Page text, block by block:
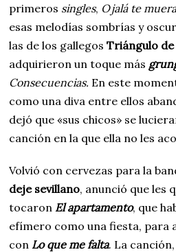
primeros singles, Ojalá te
esas melodías sombrías y
las de los gallegosTriángulo
adquirieron un toque más
Consecuencias. En este
como una diva entre ellos
dejó que «sus chicos» se
canción en la que ella no les
Volvió con cervezas para la
deje sevillano, anunció que les
tocaron El apartamento, que
efímero como una fiesta, para
con Lo que me falta. La